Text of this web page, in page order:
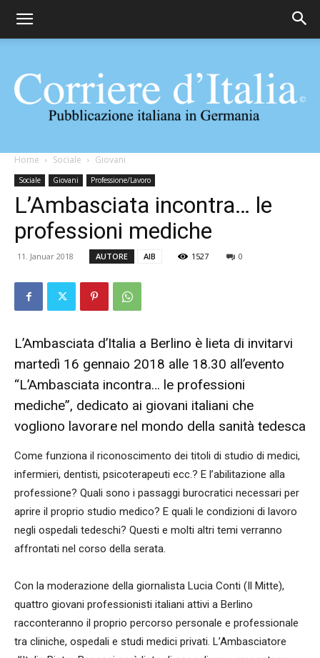
Corriere
d'Italia
Home Sociale Giovani
Sociale Giovani Professione/Lavoro
L’Ambasciata incontra… le
professioni mediche
11. Januar 2018 AUTORE AIB 1527 0
L’Ambasciata d’Italia a Berlino è lieta di invitarvi
martedì 16 gennaio 2018 alle 18.30 all’evento
“L’Ambasciata incontra… le professioni
mediche”, dedicato ai giovani italiani che
vogliono lavorare nel mondo della sanità tedesca
Come funziona il riconoscimento dei titoli di studio di medici,
infermieri, dentisti, psicoterapeuti ecc.? E l’abilitazione alla
professione? Quali sono i passaggi burocratici necessari per
aprire il proprio studio medico? E quali le condizioni di lavoro
negli ospedali tedeschi? Questi e molti altri temi verranno
affrontati nel corso della serata.
Con la moderazione della giornalista Lucia Conti (Il Mitte),
quattro giovani professionisti italiani attivi a Berlino
racconteranno il proprio percorso personale e professionale
tra cliniche, ospedali e studi medici privati. L’Ambasciatore